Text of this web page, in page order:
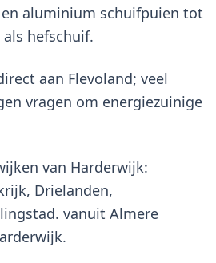
aluminium schuifpuien tot
hefschuif.
aan Flevoland; veel
vragen om energiezuinige
van Harderwijk:
Drielanden,
vanuit Almere